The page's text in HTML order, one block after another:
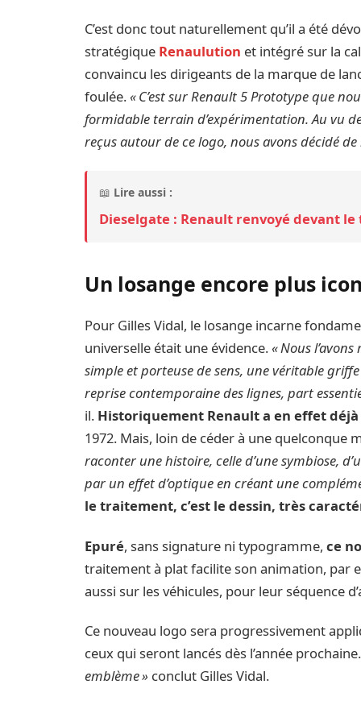
C’est donc tout naturellement qu’il a été
stratégique Renaulution et intégré sur la
convaincu les dirigeants de la marque de
foulée.« C’est sur Renault 5 Prototype que
formidable terrain d’expérimentation. Au vu
reçus autour de ce logo, nous avons décidé de
📖 Lire aussi :
Dieselgate : Renault renvoyé devant
Un losange encore plus
Pour Gilles Vidal, le losange incarne
universelle était une évidence.« Nous
simple et porteuse de sens, une véritable
reprise contemporaine des lignes, part
il. Historiquement Renault a en effet
1972. Mais, loin de céder à une quelconque
raconter une histoire, celle d’une symbiose,
par un effet d’optique en créant une
le traitement, c’est le dessin, très
Epuré, sans signature ni typogramme,ce
traitement à plat facilite son animation, par
aussi sur les véhicules, pour leur séquence
Ce nouveau logo sera progressivement
ceux qui seront lancés dès l’année prochaine.
emblème » conclut Gilles Vidal.